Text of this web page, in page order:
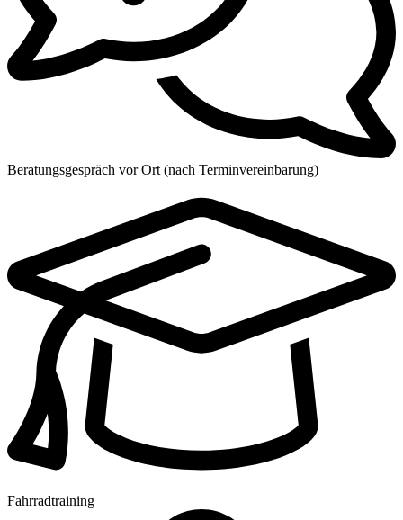
Beratungsgespräch vor Ort (nach Terminvereinbarung)
Fahrradtraining